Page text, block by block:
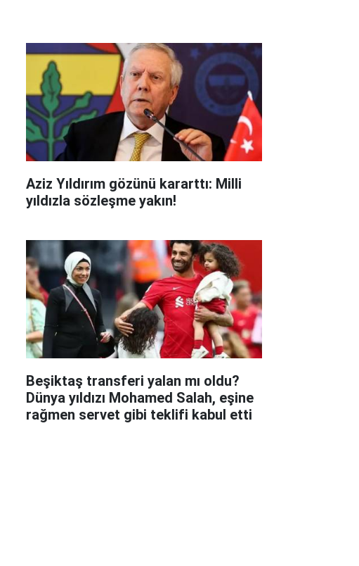
Aziz Yıldırım gözünü kararttı: Milli
yıldızla sözleşme yakın!
Beşiktaş transferi yalan mı oldu?
Dünya yıldızı Mohamed Salah, eşine
rağmen servet gibi teklifi kabul etti